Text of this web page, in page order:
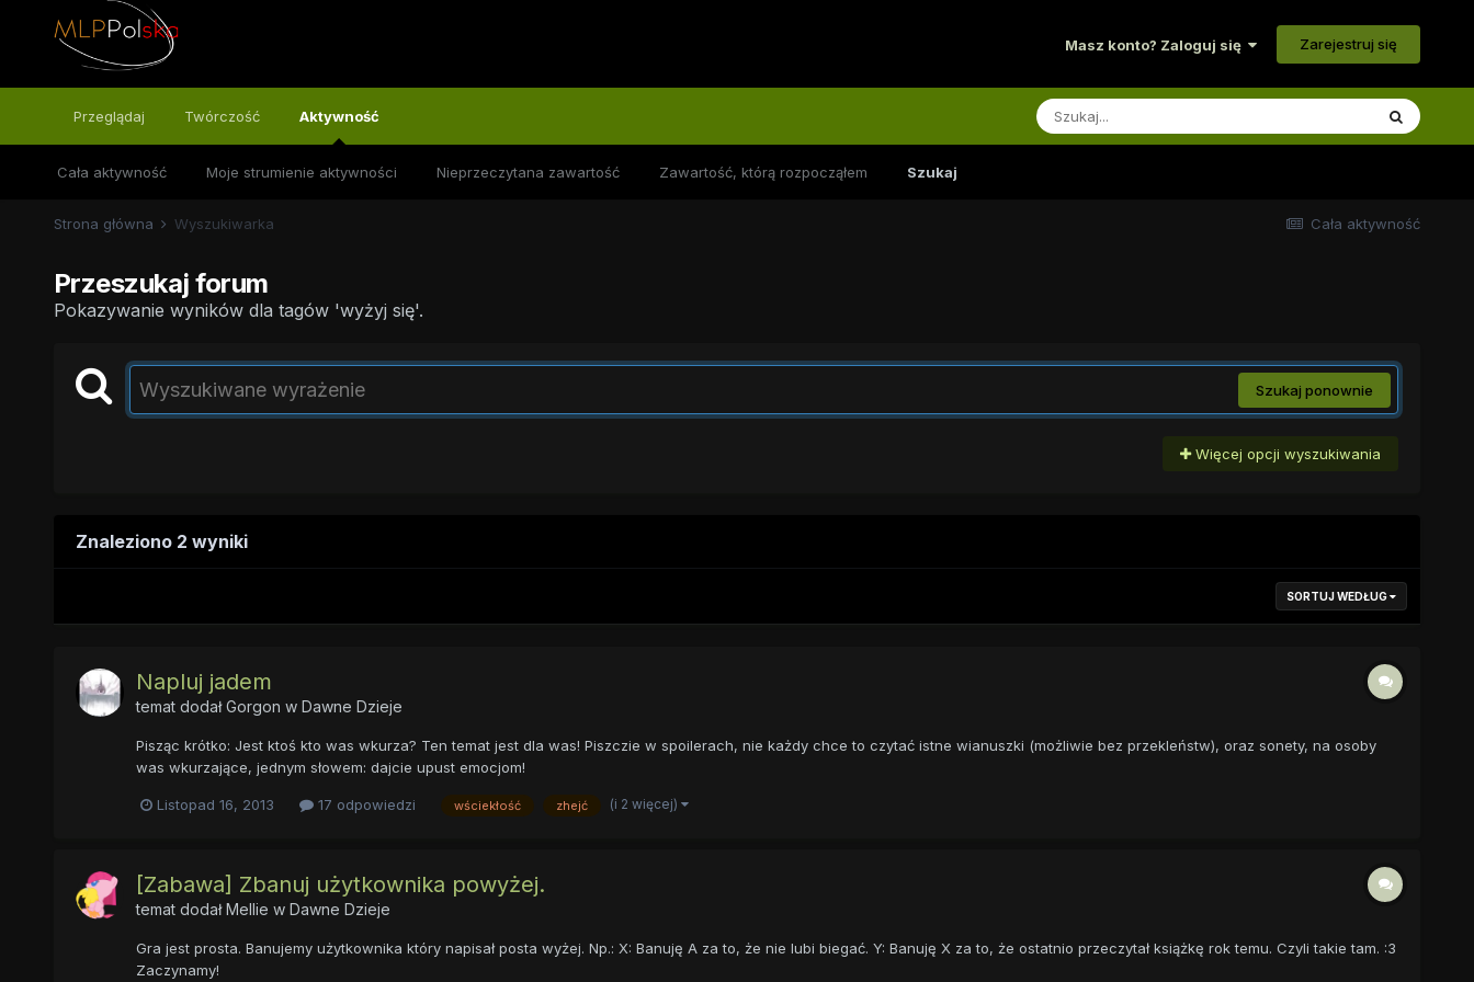
Masz konto? Zaloguj się Zarejestruj się
Przeglądaj Twórczość Aktywność
Cała aktywność Moje strumienie aktywności Nieprzeczytana zawartość Zawartość, którą rozpocząłem Szukaj
Cała aktywność
Strona główna Wyszukiwarka
Przeszukaj forum
Pokazywanie wyników dla tagów 'wyżyj się'.
Szukaj ponownie
Więcej opcji wyszukiwania
Znaleziono 2 wyniki
SORTUJ WEDŁUG
Napluj jadem
temat dodałGorgon w Dawne Dzieje
Pisząc krótko: Jest ktoś kto was wkurza? Ten temat jest dla was! Piszczie w spoilerach, nie każdy chce to czytać istne wianuszki (możliwie bez przekleństw), oraz sonety, na osoby
was wkurzające, jednym słowem: dajcie upust emocjom!
Listopad 16, 2013 17 odpowiedzi wściekłość zhejć (i 2 więcej)
[Zabawa] Zbanuj użytkownika powyżej.
temat dodałMellie w Dawne Dzieje
Gra jest prosta. Banujemy użytkownika który napisał posta wyżej. Np.: X: Banuję A za to, że nie lubi biegać. Y: Banuję X za to, że ostatnio przeczytał książkę rok temu. Czyli takie tam. :3
Zaczynamy!